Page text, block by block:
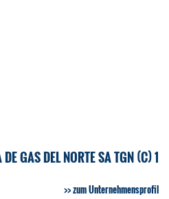
GAS DEL NORTE SA TGN (C) 1
zum Unternehmensprofil